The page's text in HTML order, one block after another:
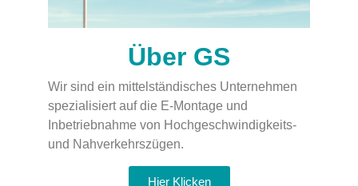
Über GS
Wir sind ein mittelständisches Unternehmen
spezialisiert auf die E-Montage und
Inbetriebnahme von Hochgeschwindigkeits-
und Nahverkehrszügen.
Hier Klicken